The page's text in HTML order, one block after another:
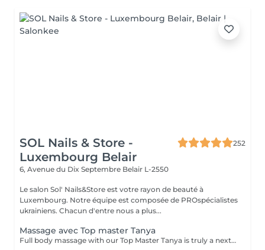
SOL Nails & Store -
Luxembourg Belair
252
6, Avenue du Dix Septembre Belair L-2550
Le salon Sol' Nails&Store est votre rayon de beauté à
Luxembourg. Notre équipe est composée de PROspécialistes
ukrainiens. Chacun d'entre nous a plus...
Massage avec Top master Tanya
Full body massage with our Top Master Tanya is truly a next-level experience. With more than 10 years of professional experience, she has an exceptional understanding of the body and its individual needs. Tanya adapts her technique exactly to what your body requires, often sensing it even before you do. This type of massage is designed to release tension, improve circulation, and promote deep relaxation. The treatment typically focuses on the back, shoulders, arms, legs, and other key tension areas, using smooth, flowing, and soothing massage techniques. Result: a feeling of lightness, relaxation, and renewed body comfort. Recommended frequency: from once a week to once a month, depending on your personal needs and stress level.